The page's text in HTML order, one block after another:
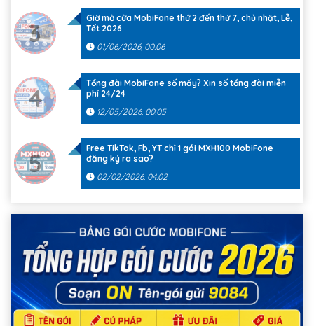
3
Giờ mở cửa MobiFone thứ 2 đến thứ 7, chủ nhật, Lễ,
Tết 2026
01/06/2026, 00:06
4
Tổng đài MobiFone số mấy? Xin số tổng đài miễn
phí 24/24
12/05/2026, 00:05
5
Free TikTok, Fb, YT chỉ 1 gói MXH100 MobiFone
đăng ký ra sao?
02/02/2026, 04:02